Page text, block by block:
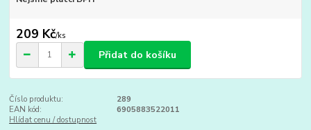
209 Kč/ks
Přidat do košíku
Číslo produktu:
289
EAN kód:
6905883522011
Hlídat cenu / dostupnost